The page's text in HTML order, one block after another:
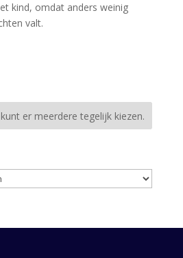
kind, omdat anders weinig
valt.